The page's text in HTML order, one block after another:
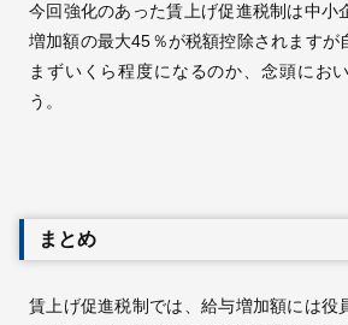
今回強化のあった賃上げ促進税制は中小
増加額の最大45％が税額控除されますが
まずいくら程度になるのか、念頭にお
う。
まとめ
賃上げ促進税制では、給与増加額には役